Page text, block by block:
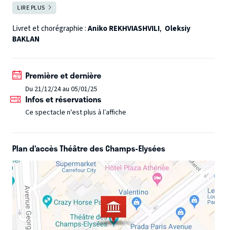
Christian Andersen.
audiodescriptionle 5 janvier à 15h. Nouvelle production
| création française. Saison TranscenDanses
LIRE PLUS
Livret et chorégraphie :Aniko REKHVIASHVILI, Oleksiy
BAKLAN
Première et dernière
Du 21/12/24 au 05/01/25
Infos et réservations
Ce spectacle n'est plus à l’affiche
Plan d’accès Théâtre des Champs-Elysées